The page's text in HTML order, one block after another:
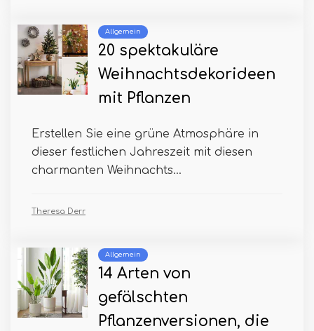
Allgemein
20 spektakuläre
Weihnachtsdekorideen
mit Pflanzen
Erstellen Sie eine grüne Atmosphäre in
dieser festlichen Jahreszeit mit diesen
charmanten Weihnachts...
Theresa Derr
Allgemein
14 Arten von
gefälschten
Pflanzenversionen, die